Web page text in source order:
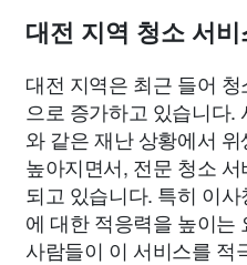
대전 지역 청소 서
대전 지역은 최근 들어
으로 증가하고 있습니다
와 같은 재난 상황에서
높아지면서, 전문 청소
되고 있습니다. 특히 이
에 대한 적응력을 높이는
사람들이 이 서비스를 적